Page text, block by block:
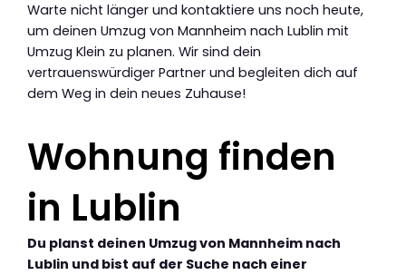
Warte nicht länger und kontaktiere uns noch heute,
um deinen Umzug von Mannheim nach Lublin mit
Umzug Klein zu planen. Wir sind dein
vertrauenswürdiger Partner und begleiten dich auf
dem Weg in dein neues Zuhause!
Wohnung finden
in Lublin
Du planst deinen Umzug von Mannheim nach
Lublin und bist auf der Suche nach einer